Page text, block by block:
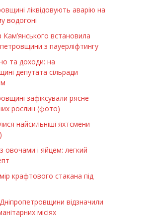
ліквідовують аварію на
водогоні
встановила
з пауерліфтингу
та доходи: на
депутата сільради
зафіксували рясне
рослин (фото)
найсильніші яхтсмени
овочами і яйцем: легкий
крафтового стакана під
відзначили
місіях